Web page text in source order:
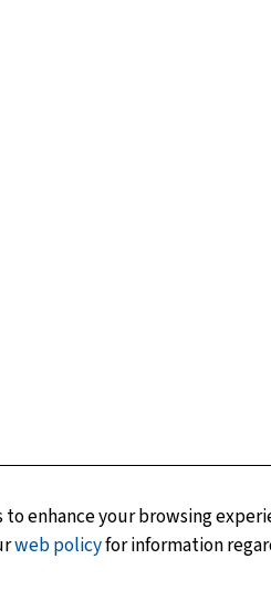
to enhance your browsing
web policyfor information